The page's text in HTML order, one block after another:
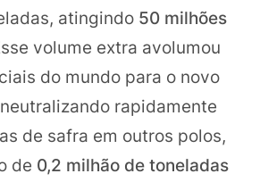
atingindo 50 milhões
volume extra avolumou
do mundo para o novo
rapidamente
de safra em outros polos,
de 0,2 milhão de toneladas